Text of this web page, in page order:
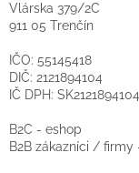
Vlárska 379/2C
911 05 Trenčín
IČO: 55145418
DIČ: 2121894104
IČ DPH: SK2121894104
B2C - eshop
B2B zákazníci /